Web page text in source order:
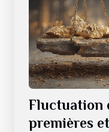
Fluctuation
premières